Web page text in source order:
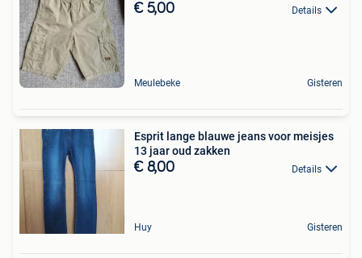
€ 5,00 Details
Meulebeke Gisteren
Esprit lange blauwe jeans voor meisjes
13 jaar oud zakken
€ 8,00 Details
Huy Gisteren